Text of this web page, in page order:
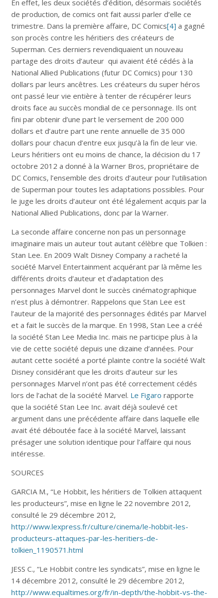
En effet, les deux sociétés d’édition, désormais sociétés
de production, de comics ont fait aussi parler d’elle ce
trimestre. Dans la première affaire, DC Comics[4] a gagné
son procès contre les héritiers des créateurs de
Superman. Ces derniers revendiquaient un nouveau
partage des droits d’auteur qui avaient été cédés à la
National Allied Publications (futur DC Comics) pour 130
dollars par leurs ancêtres. Les créateurs du super héros
ont passé leur vie entière à tenter de récupérer leurs
droits face au succès mondial de ce personnage. Ils ont
fini par obtenir d’une part le versement de 200 000
dollars et d’autre part une rente annuelle de 35 000
dollars pour chacun d’entre eux jusqu’à la fin de leur vie.
Leurs héritiers ont eu moins de chance, la décision du 17
octobre 2012 a donné à la Warner Bros, propriétaire de
DC Comics, l’ensemble des droits d’auteur pour l’utilisation
de Superman pour toutes les adaptations possibles. Pour
le juge les droits d’auteur ont été légalement acquis par la
National Allied Publications, donc par la Warner.
La seconde affaire concerne non pas un personnage
imaginaire mais un auteur tout autant célèbre que Tolkien :
Stan Lee. En 2009 Walt Disney Company a racheté la
société Marvel Entertainment acquérant par là même les
différents droits d’auteur et d’adaptation des
personnages Marvel dont le succès cinématographique
n’est plus à démontrer. Rappelons que Stan Lee est
l’auteur de la majorité des personnages édités par Marvel
et a fait le succès de la marque. En 1998, Stan Lee a créé
la société Stan Lee Media Inc. mais ne participe plus à la
vie de cette société depuis une dizaine d’années. Pour
autant cette société a porté plainte contre la société Walt
Disney considérant que les droits d’auteur sur les
personnages Marvel n’ont pas été correctement cédés
lors de l’achat de la société Marvel. Le Figaro rapporte
que la société Stan Lee Inc. avait déjà soulevé cet
argument dans une précédente affaire dans laquelle elle
avait été déboutée face à la société Marvel, laissant
présager une solution identique pour l’affaire qui nous
intéresse.
SOURCES
GARCIA M., “Le Hobbit, les héritiers de Tolkien attaquent
les producteurs”, mise en ligne le 22 novembre 2012,
consulté le 29 décembre 2012,
http://www.lexpress.fr/culture/cinema/le-hobbit-les-
producteurs-attaques-par-les-heritiers-de-
tolkien_1190571.html
JESS C., “Le Hobbit contre les syndicats”, mise en ligne le
14 décembre 2012, consulté le 29 décembre 2012,
http://www.equaltimes.org/fr/in-depth/the-hobbit-vs-the-